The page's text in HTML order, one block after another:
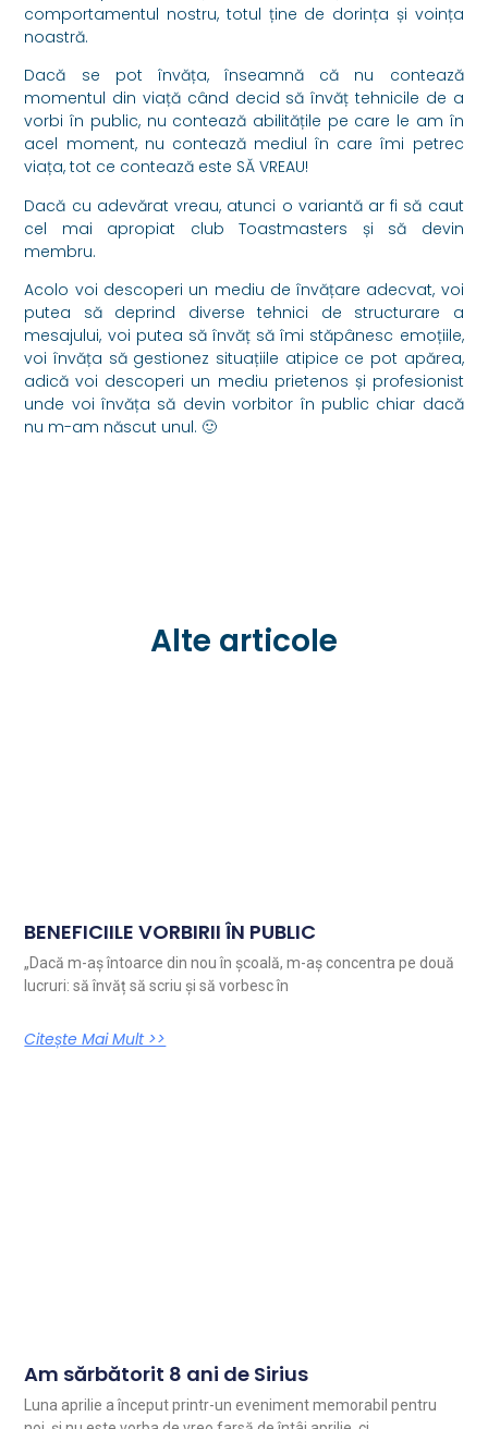
comportamentul nostru, totul ține de dorința și voința
noastră.
Dacă se pot învăța, înseamnă că nu contează
momentul din viață când decid să învăț tehnicile de a
vorbi în public, nu contează abilitățile pe care le am în
acel moment, nu contează mediul în care îmi petrec
viața, tot ce contează este SĂ VREAU!
Dacă cu adevărat vreau, atunci o variantă ar fi să caut
cel mai apropiat club Toastmasters și să devin
membru.
Acolo voi descoperi un mediu de învățare adecvat, voi
putea să deprind diverse tehnici de structurare a
mesajului, voi putea să învăț să îmi stăpânesc emoțiile,
voi învăța să gestionez situațiile atipice ce pot apărea,
adică voi descoperi un mediu prietenos și profesionist
unde voi învăța să devin vorbitor în public chiar dacă
nu m-am născut unul. 🙂
Alte articole
BENEFICIILE VORBIRII ÎN PUBLIC
„Dacă m-aș întoarce din nou în școală, m-aș concentra pe două
lucruri: să învăț să scriu și să vorbesc în
Citește Mai Mult >>
Am sărbătorit 8 ani de Sirius
Luna aprilie a început printr-un eveniment memorabil pentru